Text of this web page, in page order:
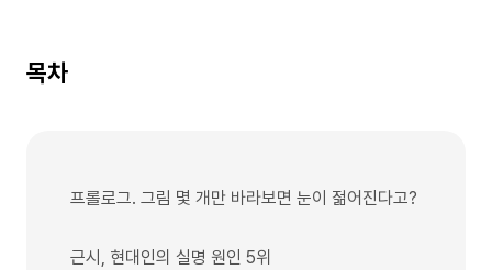
목차
프롤로그. 그림 몇 개만 바라보면 눈이 젊어진다고?
근시, 현대인의 실명 원인 5위